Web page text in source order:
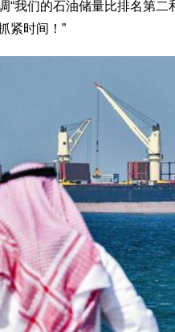
“我们的石油储量比排名第二
紧时间！”